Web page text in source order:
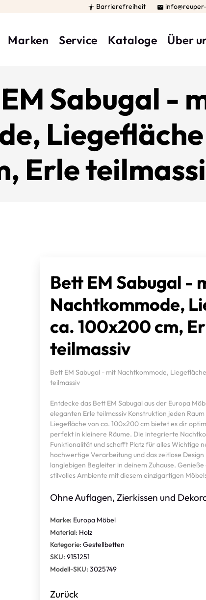
 Barrierefreiheit 
Marken Service Kataloge Über
Sabugal -
Erle
Bett EM Sabugal -
Nachtkommode,
ca. 100x200 cm,
teilmassiv
Bett EM Sabugal - mit Nachtkommode,
teilmassiv
Entdecke das Bett EM Sabugal aus der Europa
eleganten Erle teilmassiv Konstruktion jeden
Liegefläche von ca. 100x200 cm bietet es dir
perfekt in kleinere Räume. Die integrierte
Funktionalität und schafft Platz für alles Wichtige
hochwertige Verarbeitung und das zeitlose Design
langlebigen Begleiter in deinem Zuhause.
stilvolles Ambiente mit diesem einzigartigen
Ohne Auflagen, Zierkissen und
Marke: Europa Möbel
Material: Holz
Kategorie: Gestellbetten
SKU: 9151251
Modell-SKU: 3025749
Zurück